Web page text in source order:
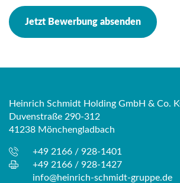
Jetzt Bewerbung absenden
Heinrich Schmidt Holding GmbH & Co.
Duvenstraße 290-312
41238 Mönchengladbach
+49 2166 / 928-1401
+49 2166 / 928-1427
info@heinrich-schmidt-gruppe.de